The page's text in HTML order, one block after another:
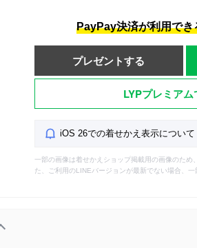
PayPay決済が利用でき
プレゼントする
LYPプレミア
iOS 26での着せかえ表示について
一部の画像は着せかえショップ掲載用の画像のため
た、ご利用のLINEバージョンが最新でない場合、